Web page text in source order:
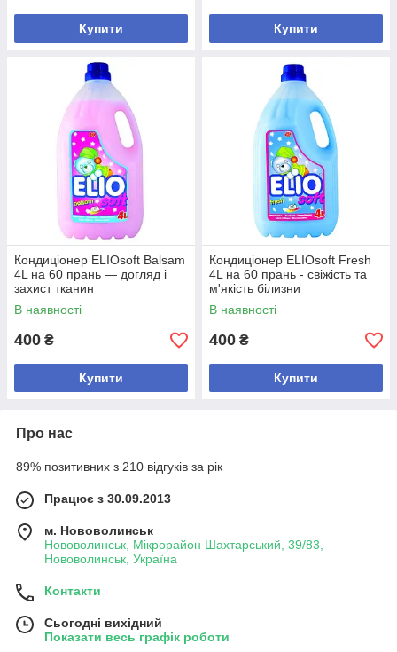
Купити Купити
Кондиціонер ELIOsoft Balsam
4L на 60 прань — догляд і
захист тканин
В наявності
400 ₴
Купити
Кондиціонер ELIOsoft Fresh
4L на 60 прань - свіжість та
м'якість білизни
В наявності
400 ₴
Купити
Про нас
89% позитивних з 210 відгуків за рік
Працює з 30.09.2013
м. Нововолинськ
Нововолинськ, Мікрорайон Шахтарський, 39/83,
Нововолинськ, Україна
Контакти
Сьогодні вихідний
Показати весь графік роботи